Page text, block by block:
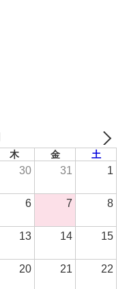
木 金 土
30 31 1
6 7 8
13 14 15
20 21 22